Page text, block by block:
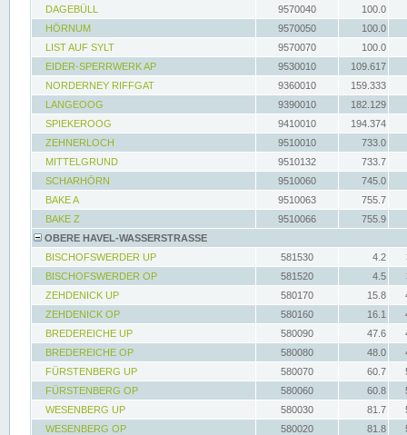
DAGEBÜLL 9570040
100.0
HÖRNUM
9570050
100.0
LIST AUF SYLT
9570070
100.0
EIDER-SPERRWERK AP
9530010
109.617
NORDERNEY RIFFGAT
9360010
159.333
LANGEOOG
9390010
182.129
SPIEKEROOG
9410010
194.374
ZEHNERLOCH
9510010
733.0
MITTELGRUND
9510132
733.7
SCHARHÖRN
9510060
745.0
BAKE A
9510063
755.7
BAKE Z
9510066
755.9
OBERE HAVEL-WASSERSTRASSE
BISCHOFSWERDER UP
581530 4.2
BISCHOFSWERDER OP
581520 4.5
ZEHDENICK UP
580170 15.8
ZEHDENICK OP
580160 16.1
BREDEREICHE UP
580090 47.6
BREDEREICHE OP
580080 48.0
FÜRSTENBERG UP
580070 60.7
FÜRSTENBERG OP
580060 60.8
WESENBERG UP
580030 81.7
WESENBERG OP
580020 81.8